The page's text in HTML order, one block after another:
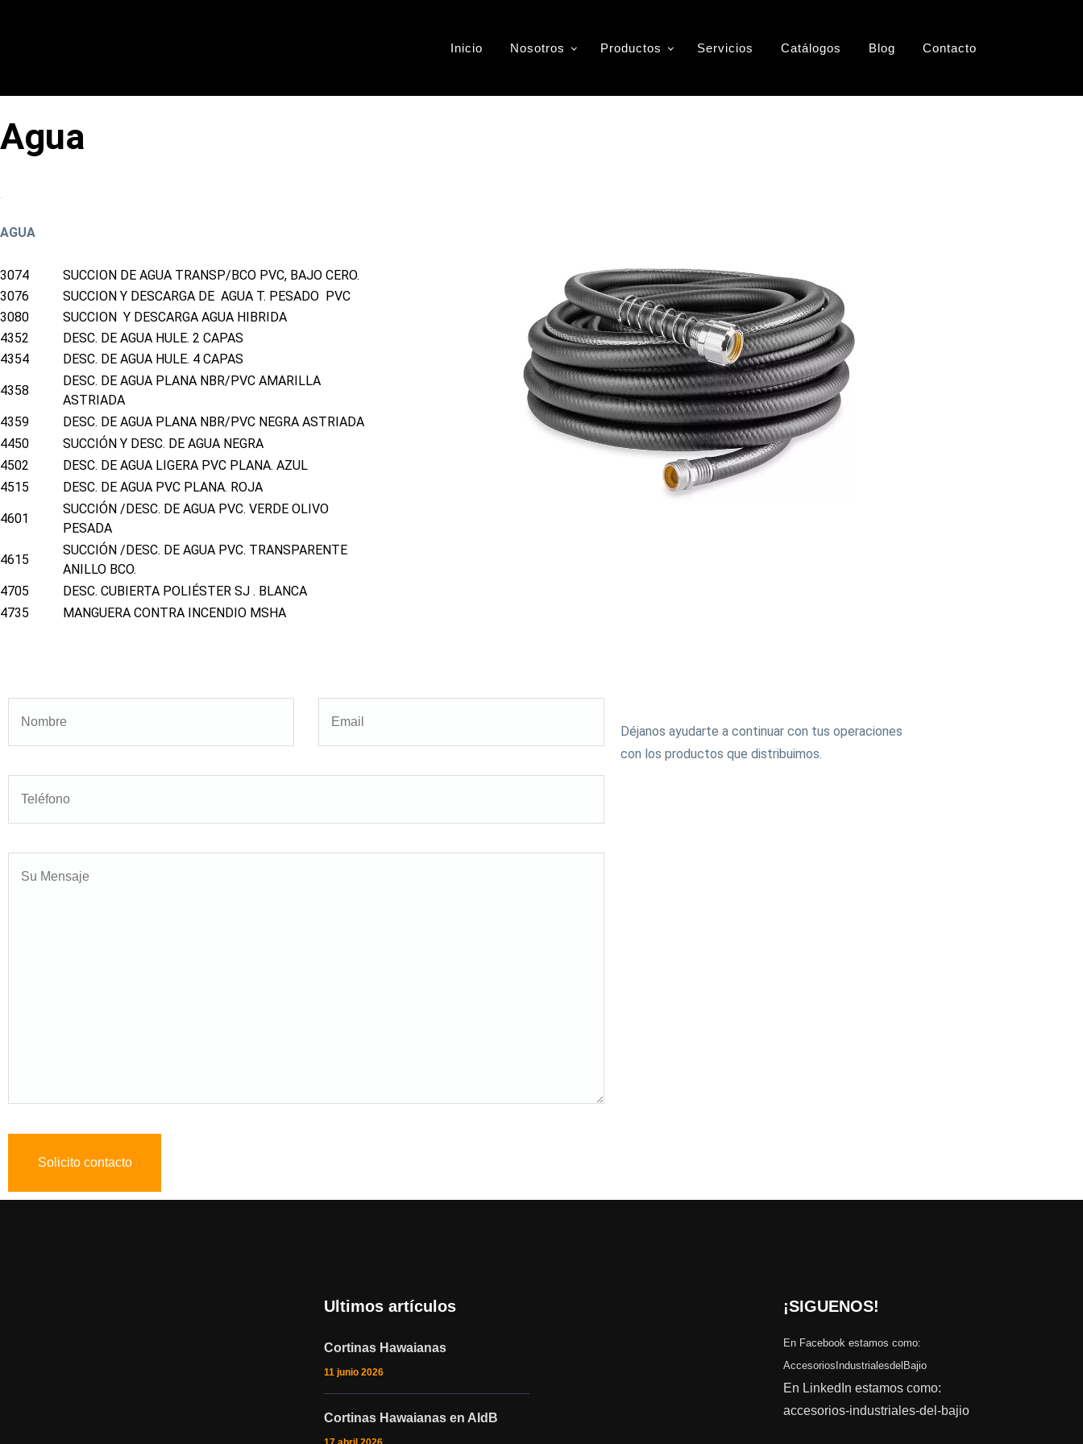
Inicio Nosotros Productos Servicios Catálogos Blog Contacto
Manguera Industrial
Agua
.
AGUA
3074
SUCCION DE AGUA TRANSP/BCO PVC, BAJO CERO.
3076
SUCCION Y DESCARGA DE AGUA T. PESADO PVC
3080
SUCCION Y DESCARGA AGUA HIBRIDA
4352
DESC. DE AGUA HULE. 2 CAPAS
4354
DESC. DE AGUA HULE. 4 CAPAS
4358
DESC. DE AGUA PLANA NBR/PVC AMARILLA
ASTRIADA
4359
DESC. DE AGUA PLANA NBR/PVC NEGRA ASTRIADA
4450
SUCCIÓN Y DESC. DE AGUA NEGRA
4502
DESC. DE AGUA LIGERA PVC PLANA. AZUL
4515
DESC. DE AGUA PVC PLANA. ROJA
4601
SUCCIÓN /DESC. DE AGUA PVC. VERDE OLIVO
PESADA
4615
SUCCIÓN /DESC. DE AGUA PVC. TRANSPARENTE
ANILLO BCO.
4705
DESC. CUBIERTA POLIÉSTER SJ . BLANCA
4735
MANGUERA CONTRA INCENDIO MSHA
Déjanos ayudarte a continuar con tus operaciones
con los productos que distribuimos.
Ultimos artículos
Cortinas Hawaianas
11 junio 2026
Cortinas Hawaianas en AIdB
¡SIGUENOS!
En Facebook estamos como:
AccesoriosIndustrialesdelBajio
En LinkedIn estamos como:
accesorios-industriales-del-bajio